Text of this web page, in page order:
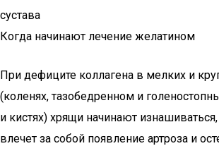
сустава
Когда начинают лечение желатином
При дефиците коллагена в мелких и
(коленях, тазобедренном и
и кистях) хрящи начинают изнашиваться,
влечет за собой появление артроза и